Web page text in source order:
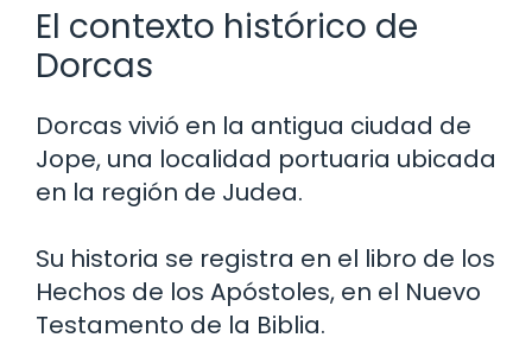
El contexto histórico de
Dorcas
Dorcas vivió en la antigua ciudad de
Jope, una localidad portuaria ubicada
en la región de Judea.
Su historia se registra en el libro de los
Hechos de los Apóstoles, en el Nuevo
Testamento de la Biblia.